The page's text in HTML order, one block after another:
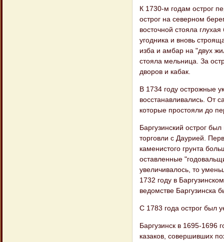
К 1730-м годам острог
острог на северном
восточной стояла
угодника и вновь
изба и амбар на "двух
стояла мельница. За
дворов и кабак.
В 1734 году острожные
восстанавливались. От
которые простояли до
Баргузинский острог
торговли с Даурией.
каменистого грунта
оставленные
увеличивалось, то
1732 году в
ведомстве Баргузинска
С 1783 года острог был
Баргузинск в 1695-1696
казаков, совершивших